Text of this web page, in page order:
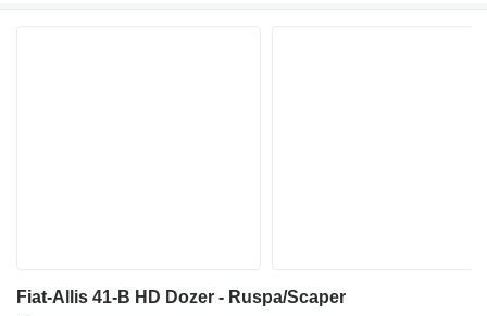
Fiat-Allis 41-B HD Dozer - Ruspa/Scaper